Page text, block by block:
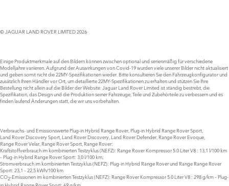
© JAGUAR LAND ROVER LIMITED 2026
Einige Produktmerkmale auf den Bildern können zwischen optional und serienmäßig für verschiedene
Modelljahre variieren. Aufgrund der Auswirkungen von Covid-19 wurden viele unserer Bilder nicht aktualisiert
und geben somit nicht die 22MY-Spezifikationen wieder. Bitte konsultieren Sie den Fahrzeugkonfigurator und
zusätzlich Ihren Händler vor Ort, um detaillierte 22MY-Spezifikationen zu erhalten und stützen Sie Ihre
Bestellung nicht allein auf die Bilder der Website. Jaguar Land Rover Limited ist ständig bestrebt, die
Spezifikation, das Design und die Produktion seiner Fahrzeuge, Teile und Zubehörteile zu verbessern und es
finden laufend Änderungen statt, die wir uns vorbehalten.
Verbrauchs- und Emissionswerte Plug‑in Hybrid Range Rover, Plug‑in Hybrid Range Rover Sport,
Land Rover Discovery Sport, Land Rover Discovery, Land Rover Defender, Range Rover Evoque,
Range Rover Velar, Range Rover Sport, Range Rover:
Kraftstoffverbrauch im kombinierten Testzyklus (NEFZ): Range Rover Kompressor 5.0 Liter V8 : 13,1 l/100 km
– Plug-in Hybrid Range Rover Sport: 3,0 l/100 km;
Stromverbrauch im kombinierten Testzyklus (NEFZ): Plug-in Hybrid Range Rover und Range Range Rover
Sport: 23,1 – 22,5 kWh/100 km
CO2-Emissionen im kombinierten Testzyklus (NEFZ): Range Rover Kompressor 5.0 Liter V8 : 298 g/km – Plug-
in Hybrid Range Rover Sport: 69 g/km